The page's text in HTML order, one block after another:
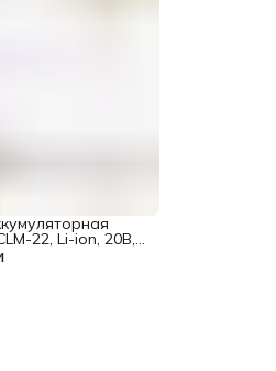
22, Li-ion, 20В,